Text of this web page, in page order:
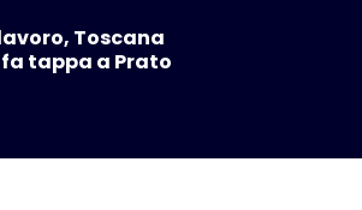
Toscana
tappa a Prato